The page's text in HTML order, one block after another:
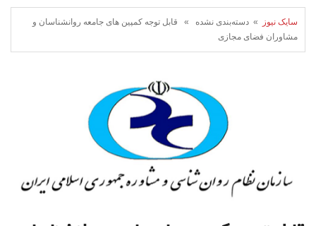
سایک نیوز
» دسته‌بندی نشده » قابل توجه کمپین های جامعه روانشناسان و
مشاوران فضای مجازی